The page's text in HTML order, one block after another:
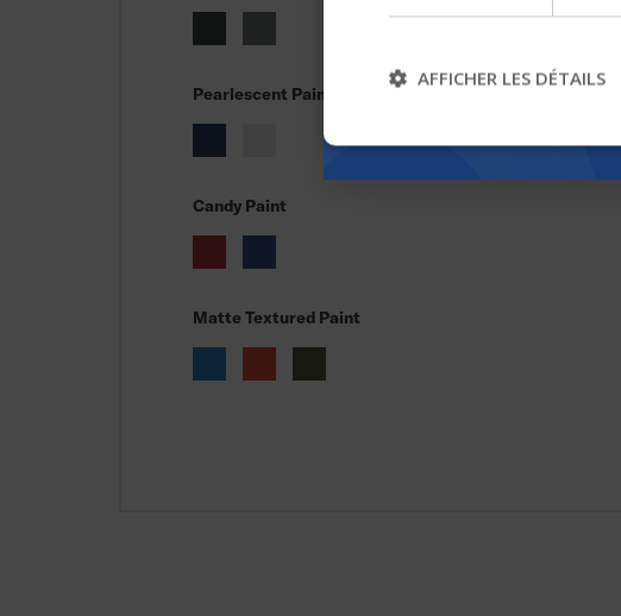
Pearlescent Paint
Candy Paint
Matte Textured Paint
AFFICHER LES DÉTAILS